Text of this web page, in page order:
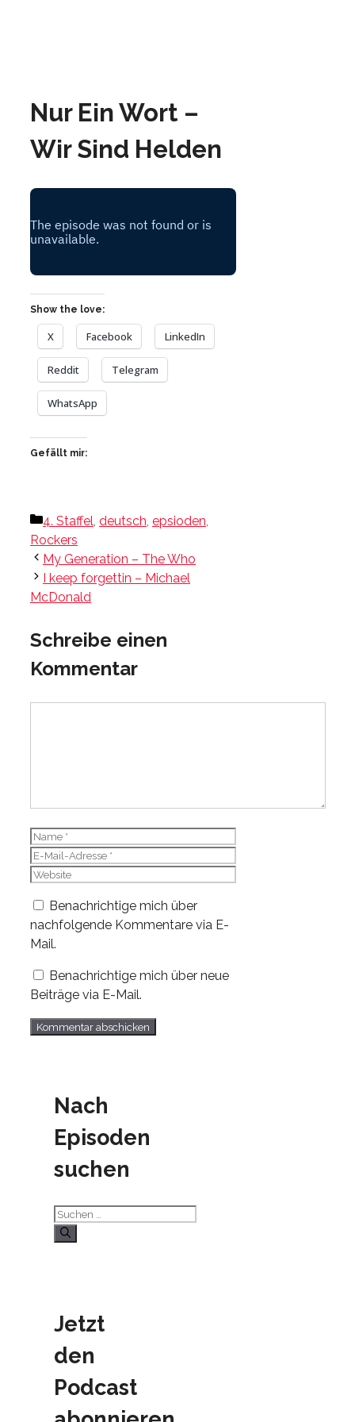
Nur Ein Wort –
Wir Sind Helden
Show the love:
X Facebook LinkedIn
Reddit Telegram
WhatsApp
Gefällt mir:
Kategorien
4. Staffel, deutsch, epsioden,
Rockers
My Generation – The Who
I keep forgettin – Michael
McDonald
Schreibe einen
Kommentar
Name
E-
Mail-
Website
Benachrichtige mich über
nachfolgende Kommentare via E-
Mail.
Benachrichtige mich über neue
Beiträge via E-Mail.
Nach
Episoden
suchen
Suchen
nach:
Jetzt
den
Podcast